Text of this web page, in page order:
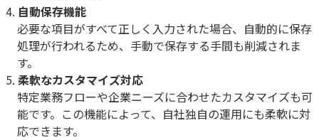
自動保存機能
必要な項目がすべて正しく入力された場合、自動的に保存
処理が行われるため、手動で保存する手間も削減されま
す。
柔軟なカスタマイズ対応
特定業務フローや企業ニーズに合わせたカスタマイズも可
能です。この機能によって、自社独自の運用にも柔軟に対
応できます。